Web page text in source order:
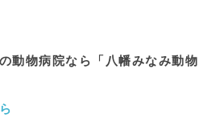
動物病院なら「八幡みなみ動物